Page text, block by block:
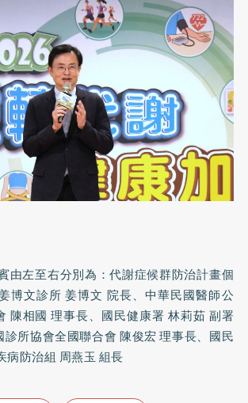
由左至右分別為：代謝症候群防治計畫個
博文診所 姜博文 院長、中華民國醫師公
陳相國 理事長、國民健康署 林莉茹 副署
所協會全國聯合會 陳俊宏 理事長、國民
病防治組 周燕玉 組長